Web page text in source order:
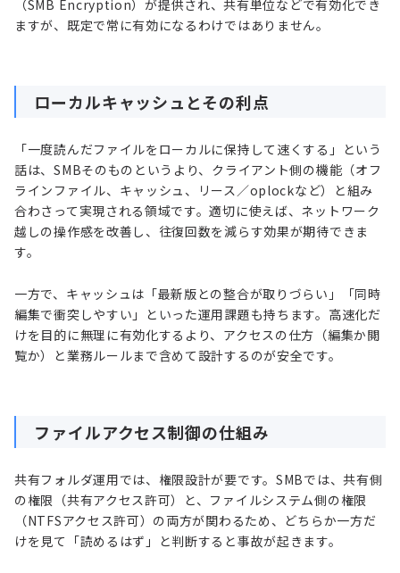
（SMB Encryption）が提供され、共有単位などで有効化でき
ますが、既定で常に有効になるわけではありません。
ローカルキャッシュとその利点
「一度読んだファイルをローカルに保持して速くする」という
話は、SMBそのものというより、クライアント側の機能（オフ
ラインファイル、キャッシュ、リース／oplockなど）と組み
合わさって実現される領域です。適切に使えば、ネットワーク
越しの操作感を改善し、往復回数を減らす効果が期待できま
す。
一方で、キャッシュは「最新版との整合が取りづらい」「同時
編集で衝突しやすい」といった運用課題も持ちます。高速化だ
けを目的に無理に有効化するより、アクセスの仕方（編集か閲
覧か）と業務ルールまで含めて設計するのが安全です。
ファイルアクセス制御の仕組み
共有フォルダ運用では、権限設計が要です。SMBでは、共有側
の権限（共有アクセス許可）と、ファイルシステム側の権限
（NTFSアクセス許可）の両方が関わるため、どちらか一方だ
けを見て「読めるはず」と判断すると事故が起きます。